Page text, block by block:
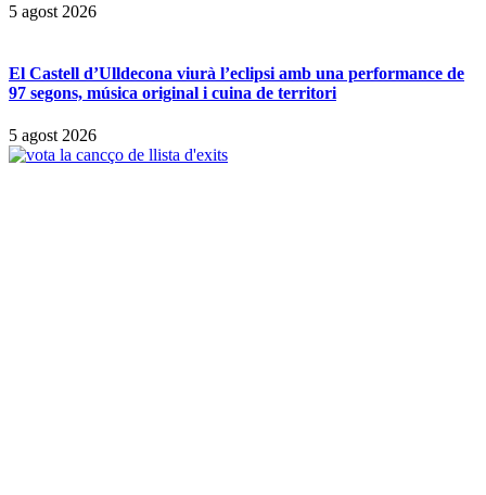
5 agost 2026
El Castell d’Ulldecona viurà l’eclipsi amb una performance de
97 segons, música original i cuina de territori
5 agost 2026